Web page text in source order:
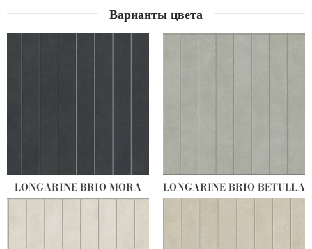
Варианты цвета
LONGARINE BRIO MORA LONGARINE BRIO BETULLA